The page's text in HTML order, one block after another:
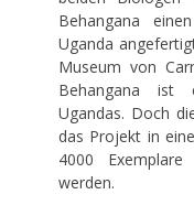
Behangana
Uganda
Museum von
Behangana ist
Ugandas. Doch
das Projekt in
4000
werden.